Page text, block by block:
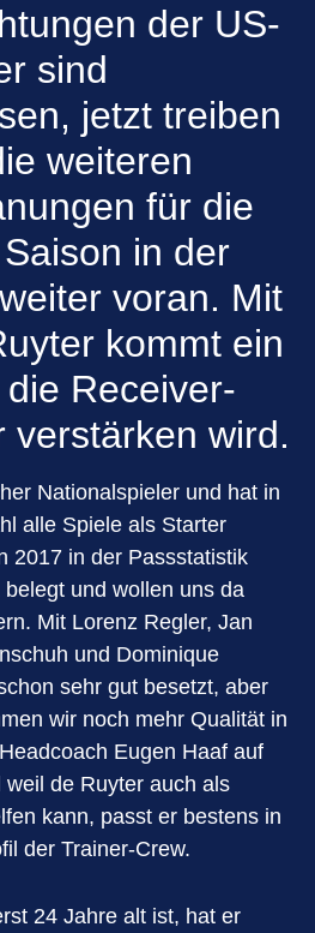
der US-
sind
jetzt treiben
weiteren
für die
in der
voran. Mit
kommt ein
Receiver-
verstärken wird.
Nationalspieler und hat in
alle Spiele als Starter
2017 in der Passstatistik
und wollen uns da
Mit Lorenz Regler, Jan
und Dominique
sehr gut besetzt, aber
wir noch mehr Qualität in
Eugen Haaf auf
weil de Ruyter auch als
kann, passt er bestens in
der Trainer-Crew.
24 Jahre alt ist, hat er